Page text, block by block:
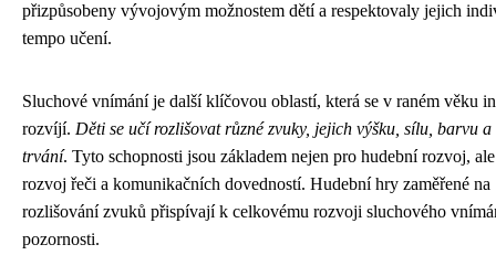
přizpůsobeny vývojovým možnostem dětí a respektovaly jejich
tempo učení.
Sluchové vnímání je další klíčovou oblastí, která se v raném věku
rozvíjí. Děti se učí rozlišovat různé zvuky, jejich výšku, sílu, barvu a
trvání. Tyto schopnosti jsou základem nejen pro hudební rozvoj,
rozvoj řeči a komunikačních dovedností. Hudební hry zaměřené na
rozlišování zvuků přispívají k celkovému rozvoji sluchového
pozornosti.